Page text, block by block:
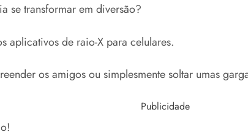
se transformar em diversão?
aplicativos de raio-X para celulares.
os amigos ou simplesmente soltar umas
Publicidade